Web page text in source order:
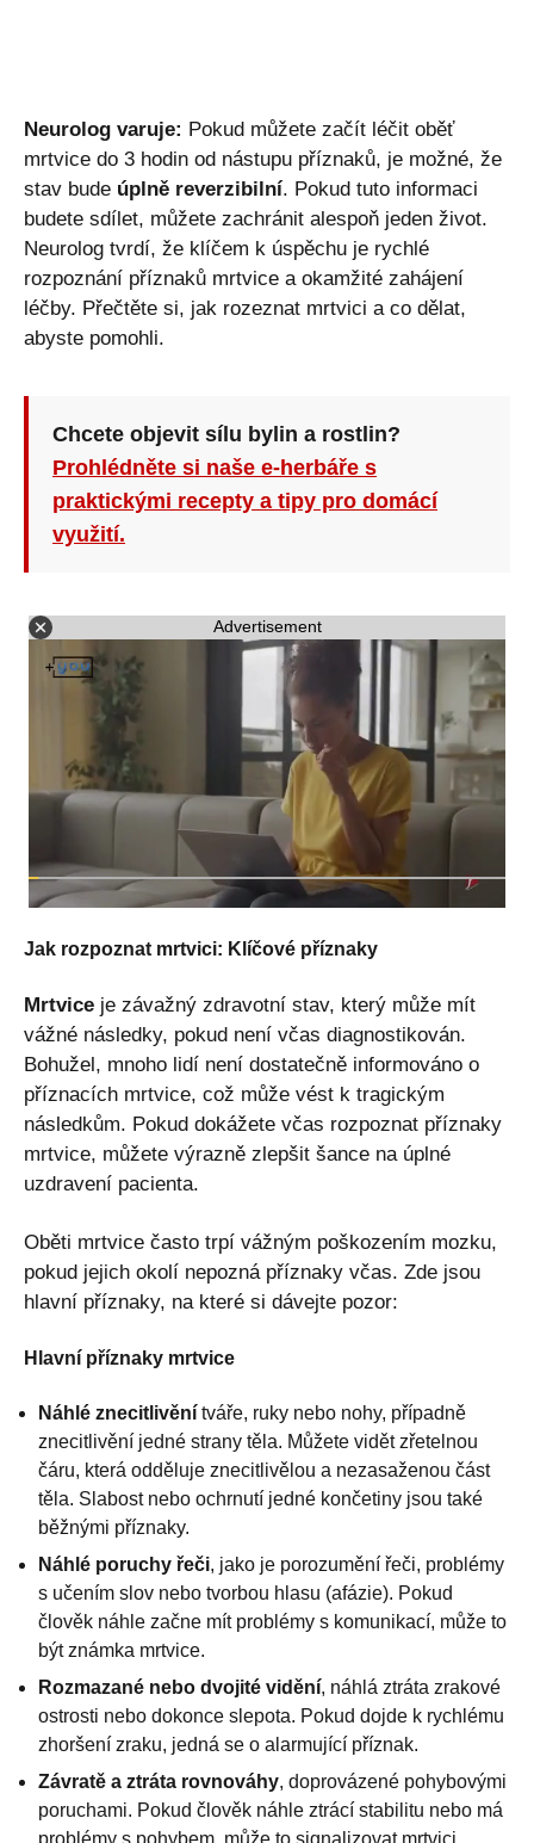
Neurolog varuje: Pokud můžete začít léčit oběť
mrtvice do 3 hodin od nástupu příznaků, je možné, že
stav bude úplně reverzibilní. Pokud tuto informaci
budete sdílet, můžete zachránit alespoň jeden život.
Neurolog tvrdí, že klíčem k úspěchu je rychlé
rozpoznání příznaků mrtvice a okamžité zahájení
léčby. Přečtěte si, jak rozeznat mrtvici a co dělat,
abyste pomohli.
Chcete objevit sílu bylin a rostlin?
Prohlédněte si naše e-herbáře s
praktickými recepty a tipy pro domácí
využití.
Advertisement
Jak rozpoznat mrtvici: Klíčové příznaky
Mrtvice je závažný zdravotní stav, který může mít
vážné následky, pokud není včas diagnostikován.
Bohužel, mnoho lidí není dostatečně informováno o
příznacích mrtvice, což může vést k tragickým
následkům. Pokud dokážete včas rozpoznat příznaky
mrtvice, můžete výrazně zlepšit šance na úplné
uzdravení pacienta.
Oběti mrtvice často trpí vážným poškozením mozku,
pokud jejich okolí nepozná příznaky včas. Zde jsou
hlavní příznaky, na které si dávejte pozor:
Hlavní příznaky mrtvice
Náhlé znecitlivění tváře, ruky nebo nohy, případně
znecitlivění jedné strany těla. Můžete vidět zřetelnou
čáru, která odděluje znecitlivělou a nezasaženou část
těla. Slabost nebo ochrnutí jedné končetiny jsou také
běžnými příznaky.
Náhlé poruchy řeči, jako je porozumění řeči, problémy
s učením slov nebo tvorbou hlasu (afázie). Pokud
člověk náhle začne mít problémy s komunikací, může to
být známka mrtvice.
Rozmazané nebo dvojité vidění, náhlá ztráta zrakové
ostrosti nebo dokonce slepota. Pokud dojde k rychlému
zhoršení zraku, jedná se o alarmující příznak.
Závratě a ztráta rovnováhy, doprovázené pohybovými
poruchami. Pokud člověk náhle ztrácí stabilitu nebo má
problémy s pohybem, může to signalizovat mrtvici.